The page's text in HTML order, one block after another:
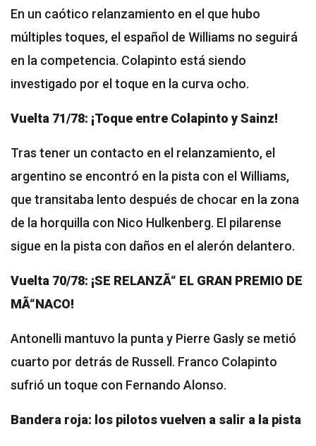
En un caótico relanzamiento en el que hubo
múltiples toques, el español de Williams no seguirá
en la competencia. Colapinto está siendo
investigado por el toque en la curva ocho.
Vuelta 71/78: ¡Toque entre Colapinto y Sainz!
Tras tener un contacto en el relanzamiento, el
argentino se encontró en la pista con el Williams,
que transitaba lento después de chocar en la zona
de la horquilla con Nico Hulkenberg. El pilarense
sigue en la pista con daños en el alerón delantero.
Vuelta 70/78: ¡SE RELANZÃ“ EL GRAN PREMIO DE
MÃ“NACO!
Antonelli mantuvo la punta y Pierre Gasly se metió
cuarto por detrás de Russell. Franco Colapinto
sufrió un toque con Fernando Alonso.
Bandera roja: los pilotos vuelven a salir a la pista